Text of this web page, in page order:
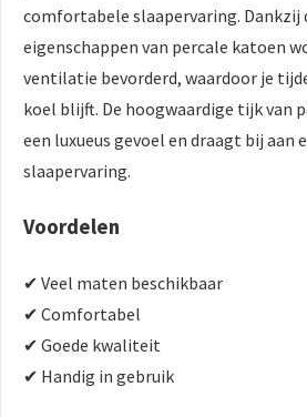
comfortabele slaapervaring. Dankzij
eigenschappen van percale katoen
ventilatie bevorderd, waardoor je
koel blijft. De hoogwaardige tijk van
een luxueus gevoel en draagt bij aan
slaapervaring.
Voordelen
✔ Veel maten beschikbaar
✔ Comfortabel
✔ Goede kwaliteit
✔ Handig in gebruik